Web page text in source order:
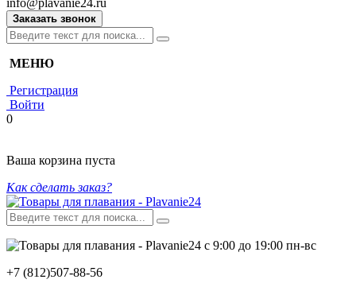
Заказать звонок
МЕНЮ
Регистрация
Войти
0
Ваша корзина пуста
Как сделать заказ?
с 9:00 до 19:00 пн-вс
+7 (812)507-88-56